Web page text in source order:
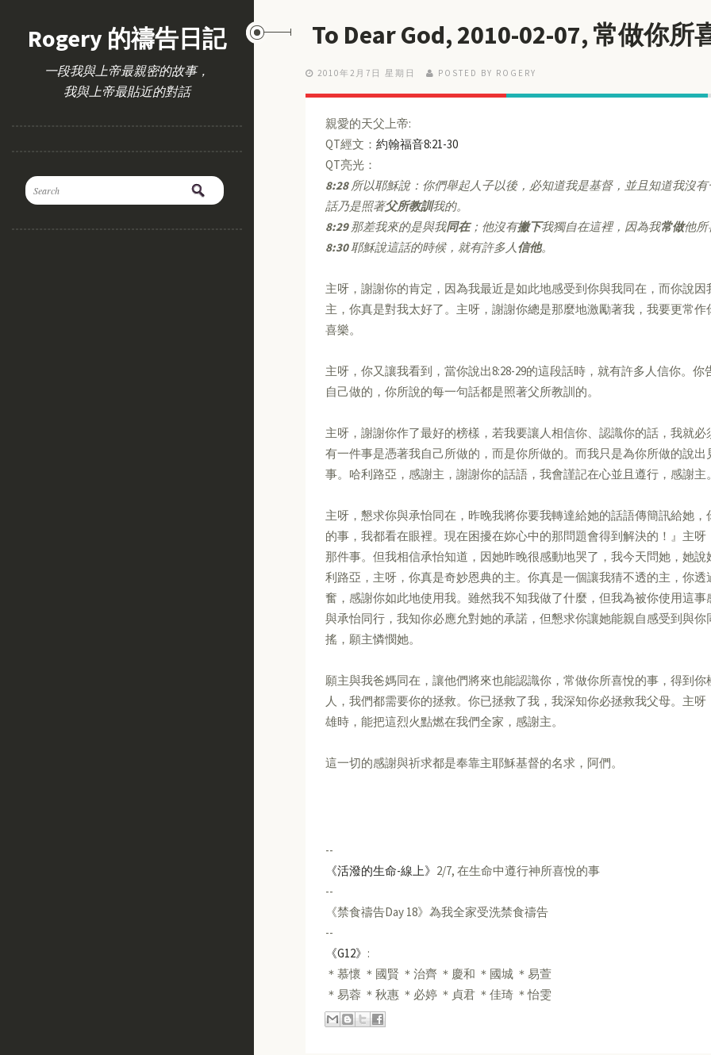
Rogery 的禱告日記
一段我與上帝最親密的故事，
我與上帝最貼近的對話
To Dear God, 2010-02-07, 常做你所
2010年2月7日 星期日 POSTED BY ROGERY
親愛的天父上帝:
QT經文： 約翰福音8:21-30
QT亮光：
8:28所以耶穌說：你們舉起人子以後，必知道我是基督，並且知道我沒有
話乃是照著父所教訓我的。
8:29那差我來的是與我同在；他沒有撇下我獨自在這裡，因為我常做他所
8:30耶穌說這話的時候，就有許多人信他。
主呀，謝謝你的肯定，因為我最近是如此地感受到你與我同在，而你說
主，你真是對我太好了。主呀，謝謝你總是那麼地激勵著我，我要更常
喜樂。
主呀，你又讓我看到，當你說出8:28-29的這段話時，就有許多人信你。
自己做的，你所說的每一句話都是照著父所教訓的。
主呀，謝謝你作了最好的榜樣，若我要讓人相信你、認識你的話，我就
有一件事是憑著我自己所做的，而是你所做的。而我只是為你所做的說
事。哈利路亞，感謝主，謝謝你的話語，我會謹記在心並且遵行，感謝主。
主呀，懇求你與承怡同在，昨晚我將你要我轉達給她的話語傳簡訊給她
的事，我都看在眼裡。現在困擾在妳心中的那問題會得到解決的！』主
那件事。但我相信承怡知道，因她昨晚很感動地哭了，我今天問她，她
利路亞，主呀，你真是奇妙恩典的主。你真是一個讓我猜不透的主，你
奮，感謝你如此地使用我。雖然我不知我做了什麼，但我為被你使用這
與承怡同行，我知你必應允對她的承諾，但懇求你讓她能親自感受到與
搖，願主憐憫她。
願主與我爸媽同在，讓他們將來也能認識你，常做你所喜悅的事，得到
人，我們都需要你的拯救。你已拯救了我，我深知你必拯救我父母。主
雄時，能把這烈火點燃在我們全家，感謝主。
這一切的感謝與祈求都是奉靠主耶穌基督的名求，阿們。
--
《活潑的生命-線上》 2/7, 在生命中遵行神所喜悅的事
--
《禁食禱告Day 18》為我全家受洗禁食禱告
--
《G12》 :
＊慕懷 ＊國賢 ＊治齊 ＊慶和 ＊國城 ＊易萱
＊易蓉 ＊秋惠 ＊必婷 ＊貞君 ＊佳琦 ＊怡雯